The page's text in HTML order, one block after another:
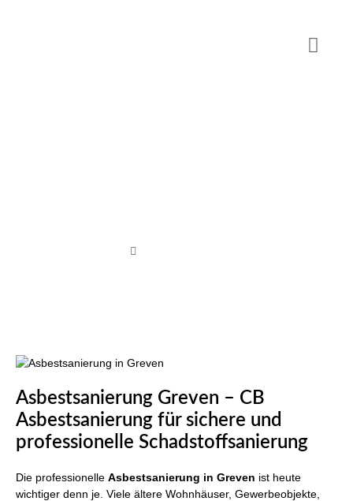
Asbestsanierung Greven – CB
Asbestsanierung für sichere und
professionelle Schadstoffsanierung
Die professionelle Asbestsanierung in Greven ist heute
wichtiger denn je. Viele ältere Wohnhäuser, Gewerbeobjekte,